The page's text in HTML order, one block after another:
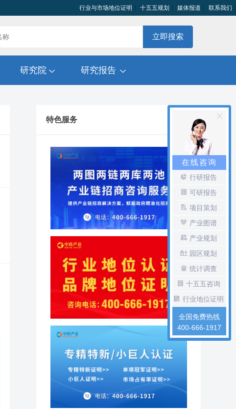
行业与市场地位证明 十五五规划 媒体报道 联系我们
立即搜索
研究院 研究报告
特色服务
在线咨询
行研报告
可研报告
项目策划
产业图谱
产业规划
园区规划
统计调查
十五五咨询
行业地位证明
全国免费热线
400-666-1917